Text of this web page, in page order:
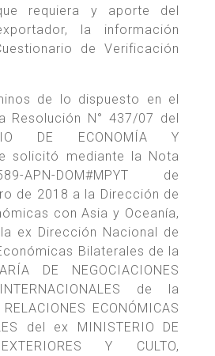
que requiera y aporte del
la información
de Verificación
de lo dispuesto en el
Resolución N° 437/07 del
DE ECONOMÍA Y
solicitó mediante la Nota
APN-DOM#MPYT de
de 2018 a la Dirección de
con Asia y Oceanía,
ex Dirección Nacional de
Bilaterales de la
DE NEGOCIACIONES
de la
ECONÓMICAS
del ex MINISTERIO DE
Y CULTO,